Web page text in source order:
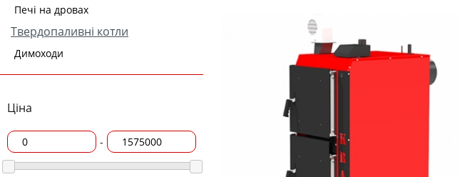
Печі на дровах
Твердопаливні котли
Димоходи
Ціна
-